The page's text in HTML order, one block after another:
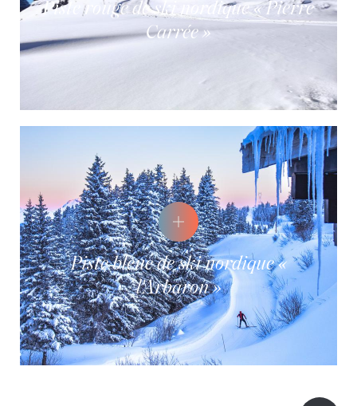
Piste rouge de ski nordique « Pierre
Carrée »
Piste bleue de ski nordique «
l'Arbaron »